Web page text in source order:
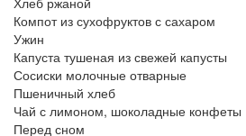
Компот из сухофруктов с сахаром
Ужин
Капуста тушеная из свежей капусты
Сосиски молочные отварные
Пшеничный хлеб
Чай с лимоном, шоколадные конфеты
Перед сном